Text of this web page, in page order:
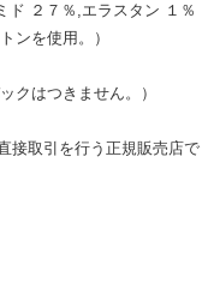
ド ２７％,エラスタン １％
ンを使用。）
クはつきません。）
接取引を行う正規販売店で